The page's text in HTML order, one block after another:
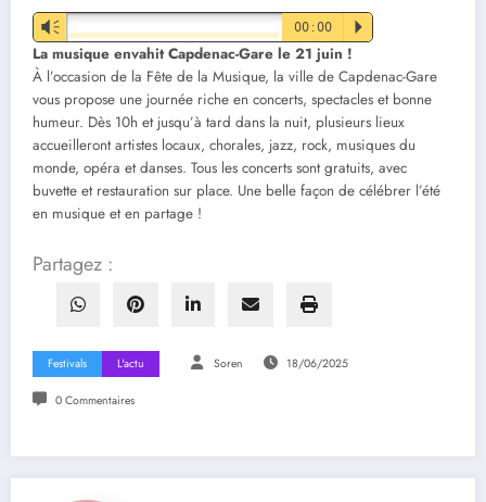
Vm 00:00 P
La musique envahit Capdenac-Gare le 21 juin !
À l’occasion de la Fête de la Musique, la ville de Capdenac-Gare
vous propose une journée riche en concerts, spectacles et bonne
humeur. Dès 10h et jusqu’à tard dans la nuit, plusieurs lieux
accueilleront artistes locaux, chorales, jazz, rock, musiques du
monde, opéra et danses. Tous les concerts sont gratuits, avec
buvette et restauration sur place. Une belle façon de célébrer l’été
en musique et en partage !
Partagez :
Festivals L'actu Soren 18/06/2025
0 Commentaires